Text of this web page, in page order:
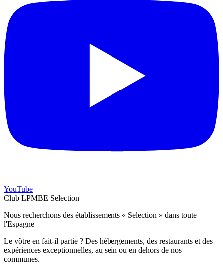
YouTube
Club LPMBE Selection
Nous recherchons des établissements « Selection » dans toute
l'Espagne
Le vôtre en fait-il partie ? Des hébergements, des restaurants et des
expériences exceptionnelles, au sein ou en dehors de nos
communes.